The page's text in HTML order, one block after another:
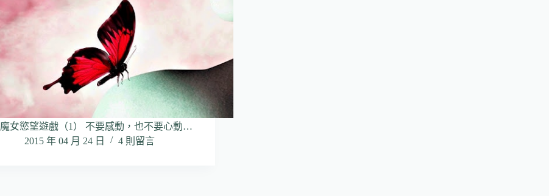
魔女慾望遊戲（1） 不要感動，也不要心動…
2015 年 04 月 24 日
4 則留言